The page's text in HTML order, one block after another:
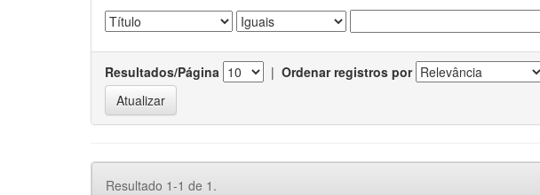
Resultados/Página | Ordenar registros por
Resultado 1-1 de 1.